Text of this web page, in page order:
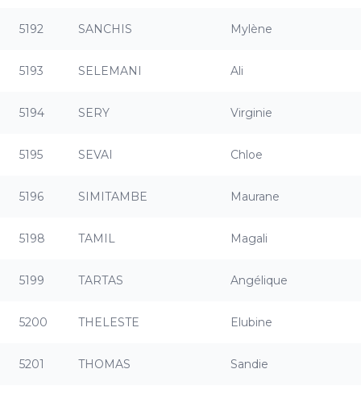
5192 SANCHIS Mylène
5193 SELEMANI Ali
5194 SERY Virginie
5195 SEVAI Chloe
5196 SIMITAMBE Maurane
5198 TAMIL Magali
5199 TARTAS Angélique
5200 THELESTE Elubine
5201 THOMAS Sandie